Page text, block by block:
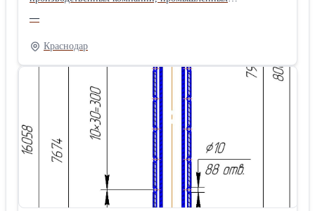
сложность продукта и особенности принятия решений в
B2B-сегменте. В состав работ входит: • анализ отрасли и
конкурентов • сегментация целевой аудитории • разработка
сайта и презентационных материалов • поисковое
продвижение • контекстная реклама • настройка системы
получения обращений Помогаем промышленным
компаниям системно представлять свои компетенции и
находить новых заказчиков. Подробнее: промышленный-
маркетинг-услуги.рф
—
Краснодар